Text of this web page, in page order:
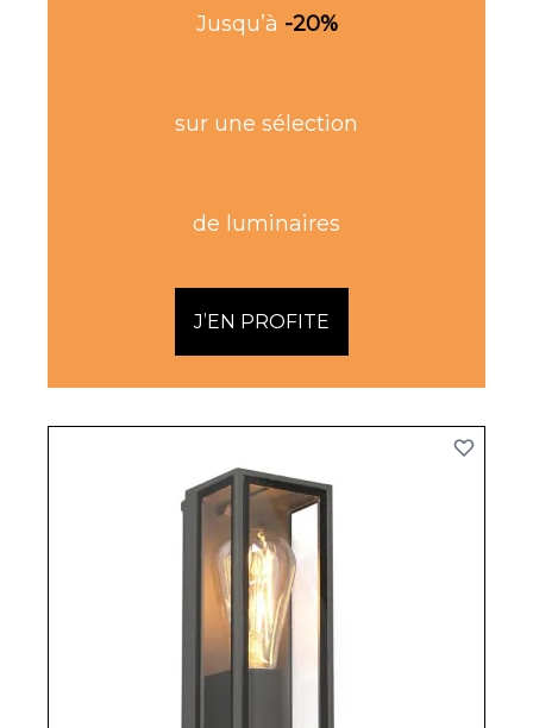
Jusqu’à -20%
sur une sélection
de luminaires
J’EN PROFITE